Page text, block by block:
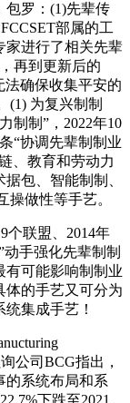
包罗：(1)先辈传
部属的工
家进行了相关先辈
再到更新后的
法确保收集平安的
(1) 为复兴制制
制制”，2022年10
“协调先辈制制业
、教育和劳动力
包、智能制制、
做性等手艺。
联盟、2014年
手强化先辈制制
有可能影响制制业
体的手艺又可分为
集成手艺！
公司BCG指出，
的系统布局和系